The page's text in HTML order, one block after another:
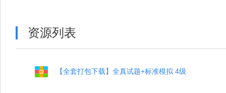
资源列表
【全套打包下载】全真试题+标准模拟 4级